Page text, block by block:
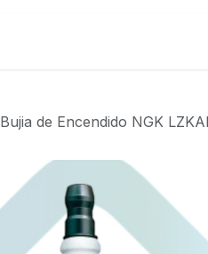
Bujia de Encendido NGK